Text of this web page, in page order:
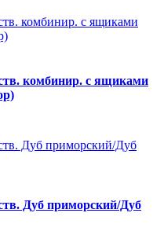
комбинир. с ящиками
Дуб приморский/Дуб